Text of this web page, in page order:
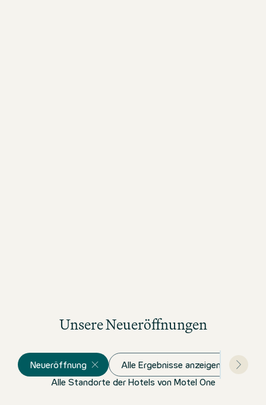
Unsere Neueröffnungen
Neueröffnung Alle Ergebnisse anzeigen
Alle Standorte der Hotels von Motel One